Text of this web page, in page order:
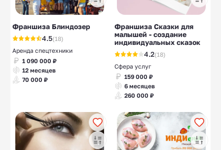
Франшиза Блиндозер
4.5(18)
Аренда спецтехники
1 090 000 ₽
12 месяцев
70 000 ₽
Франшиза Сказки для
малышей - создание
индивидуальных сказок
4.2(18)
Сфера услуг
159 000 ₽
6 месяцев
260 000 ₽